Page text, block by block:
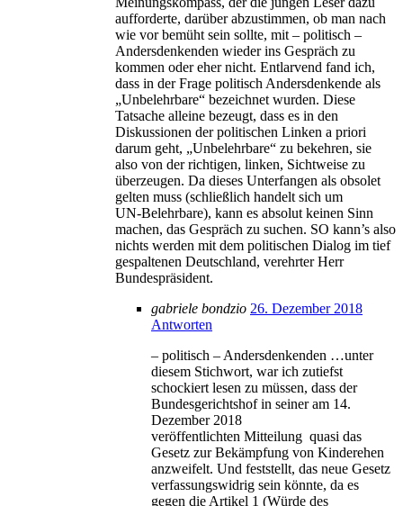
aufforderte, darüber abzustimmen, ob man nach
wie vor bemüht sein sollte, mit – politisch –
Andersdenkenden wieder ins Gespräch zu
kommen oder eher nicht. Entlarvend fand ich,
dass in der Frage politisch Andersdenkende als
„Unbelehrbare“ bezeichnet wurden. Diese
Tatsache alleine bezeugt, dass es in den
Diskussionen der politischen Linken a priori
darum geht, „Unbelehrbare“ zu bekehren, sie
also von der richtigen, linken, Sichtweise zu
überzeugen. Da dieses Unterfangen als obsolet
gelten muss (schließlich handelt sich um
UN-Belehrbare), kann es absolut keinen Sinn
machen, das Gespräch zu suchen. SO kann’s also
nichts werden mit dem politischen Dialog im tief
gespaltenen Deutschland, verehrter Herr
Bundespräsident.
gabriele bondzio 26. Dezember 2018
Antworten
– politisch – Andersdenkenden …unter
diesem Stichwort, war ich zutiefst
schockiert lesen zu müssen, dass der
Bundesgerichtshof in seiner am 14.
Dezember 2018
veröffentlichten Mitteilung quasi das
Gesetz zur Bekämpfung von Kinderehen
anzweifelt. Und feststellt, das neue Gesetz
verfassungswidrig sein könnte, da es
gegen die Artikel 1 (Würde des